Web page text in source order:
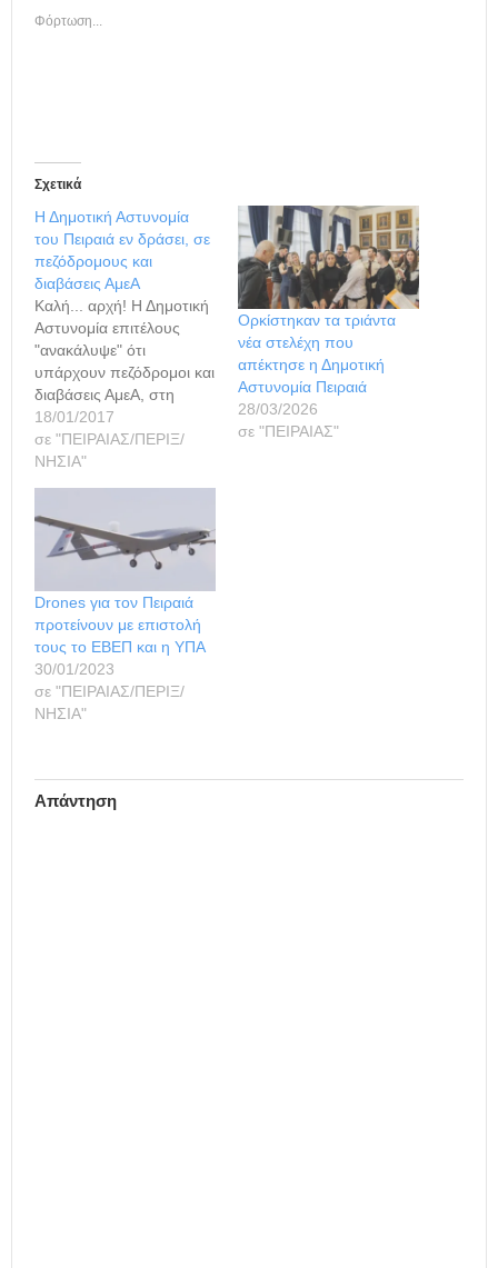
Φόρτωση...
Σχετικά
Η Δημοτική Αστυνομία
του Πειραιά εν δράσει, σε
πεζόδρομους και
διαβάσεις ΑμεΑ
Καλή... αρχή! Η Δημοτική
Αστυνομία επιτέλους
"ανακάλυψε" ότι
υπάρχουν πεζόδρομοι και
διαβάσεις ΑμεΑ, στη
διάθεση του κάθε
αυθαίρετου και σήμερα
έκανε εξόρμηση για τα...
δράση της Δημοτικής
Αστυνομίας ήταν τόση
φωτογραφίες
τραβήχτηκαν για το...
μεγάλο γεγονός! Εδώ
φτάσαμε! Να θεωρείται
άθλος η…
18/01/2017
σε "ΠΕΙΡΑΙΑΣ/ΠΕΡΙΞ/
ΝΗΣΙΑ"
Ορκίστηκαν τα τριάντα
νέα στελέχη που
απέκτησε η Δημοτική
Αστυνομία Πειραιά
28/03/2026
σε "ΠΕΙΡΑΙΑΣ"
Drones για τον Πειραιά
προτείνουν με επιστολή
τους το ΕΒΕΠ και η ΥΠΑ
30/01/2023
σε "ΠΕΙΡΑΙΑΣ/ΠΕΡΙΞ/
ΝΗΣΙΑ"
Απάντηση